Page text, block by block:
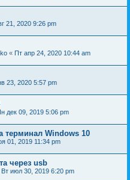
21, 2020 9:26 pm
« Пт апр 24, 2020 10:44 am
23, 2020 5:57 pm
дек 09, 2019 5:06 pm
терминал Windows 10
01, 2019 11:34 pm
через usb
Вт июл 30, 2019 6:20 pm